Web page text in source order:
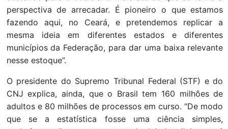
perspectiva de arrecadar. É pioneiro o que estamos
fazendo aqui, no Ceará, e pretendemos replicar a
mesma ideia em diferentes estados e diferentes
municípios da Federação, para dar uma baixa relevante
nesse estoque”.
O presidente do Supremo Tribunal Federal (STF) e do
CNJ explica, ainda, que o Brasil tem 160 milhões de
adultos e 80 milhões de processos em curso. “De modo
que se a estatística fosse uma ciência simples,